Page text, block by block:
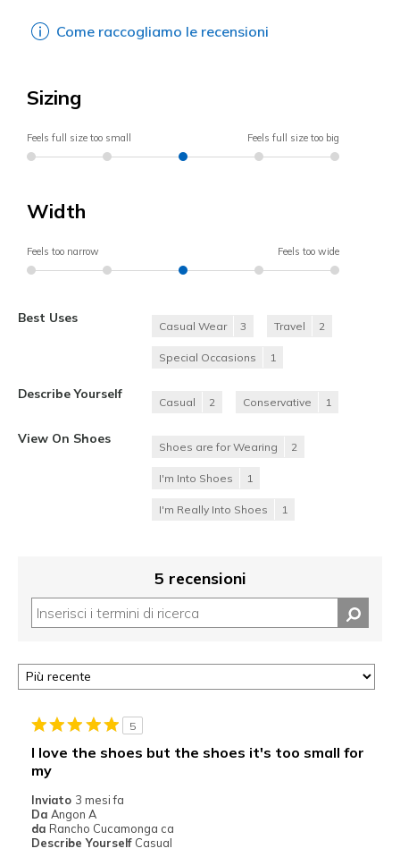
Come raccogliamo le recensioni
Sizing
Feels full size too small Feels full size too big
Width
Feels too narrow Feels too wide
Best Uses
Casual Wear 3 Travel 2
Special Occasions 1
Describe Yourself
Casual 2 Conservative 1
View On Shoes
Shoes are for Wearing 2
I'm Into Shoes 1
I'm Really Into Shoes 1
5 recensioni
5
I love the shoes but the shoes it's too small for
my
Inviato 3 mesi fa
Da Angon A
da Rancho Cucamonga ca
Describe Yourself Casual